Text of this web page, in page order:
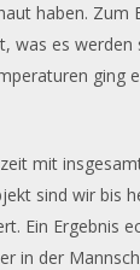
haben. Zum
was es werden
ging
mit
sind wir bis
Ein Ergebnis
in der